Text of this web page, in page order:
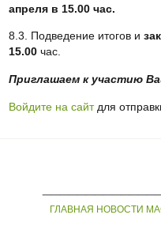
апреля в 15.00 час.
8.3. Подведение итогов и
15.00 час.
Приглашаем к участию
Войдите на сайтдля
ГЛАВНАЯ НОВОСТИ